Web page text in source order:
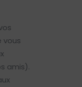
vous
amis).